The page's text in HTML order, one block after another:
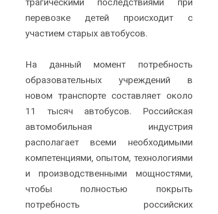
трагическими последствиями при
перевозке детей происходит с
участием старых автобусов.
На данный момент потребность
образовательных учреждений в
новом транспорте составляет около
11 тысяч автобусов. Российская
автомобильная индустрия
располагает всеми необходимыми
компетенциями, опытом, технологиями
и производственными мощностями,
чтобы полностью покрыть
потребность российских